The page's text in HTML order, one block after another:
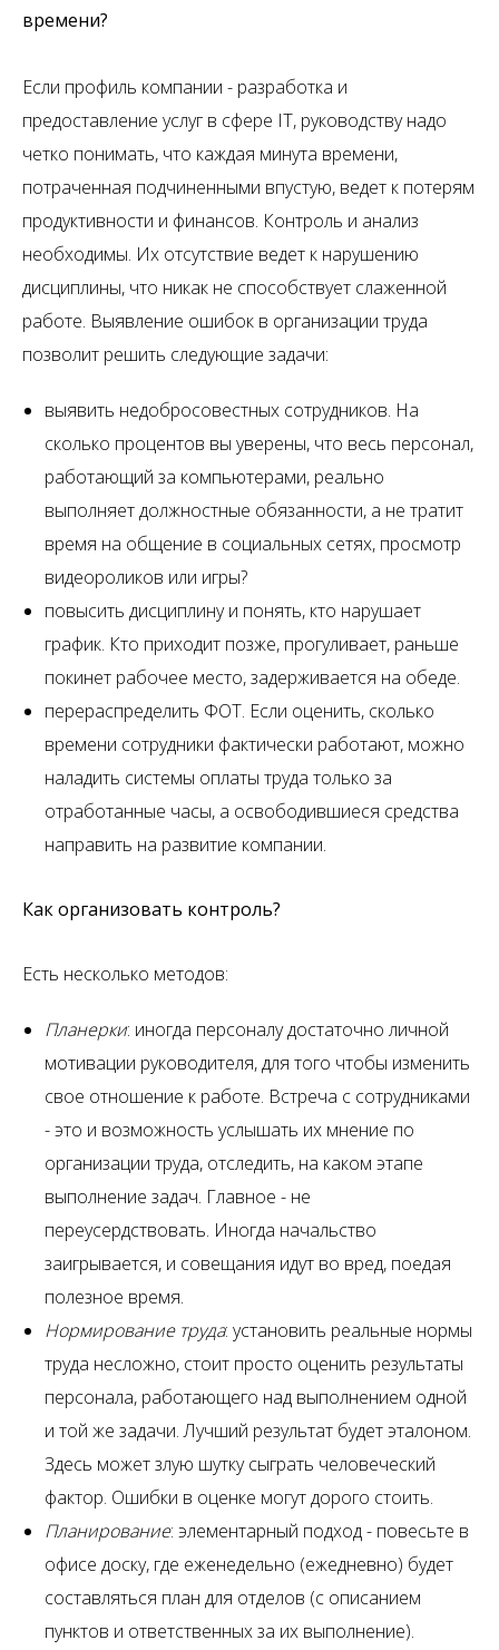
времени?
Если профиль компании - разработка и
предоставление услуг в сфере IT, руководству надо
четко понимать, что каждая минута времени,
потраченная подчиненными впустую, ведет к потерям
продуктивности и финансов. Контроль и анализ
необходимы. Их отсутствие ведет к нарушению
дисциплины, что никак не способствует слаженной
работе. Выявление ошибок в организации труда
позволит решить следующие задачи:
выявить недобросовестных сотрудников. На
сколько процентов вы уверены, что весь персонал,
работающий за компьютерами, реально
выполняет должностные обязанности, а не тратит
время на общение в социальных сетях, просмотр
видеороликов или игры?
повысить дисциплину и понять, кто нарушает
график. Кто приходит позже, прогуливает, раньше
покинет рабочее место, задерживается на обеде.
перераспределить ФОТ. Если оценить, сколько
времени сотрудники фактически работают, можно
наладить системы оплаты труда только за
отработанные часы, а освободившиеся средства
направить на развитие компании.
Как организовать контроль?
Есть несколько методов:
Планерки: иногда персоналу достаточно личной
мотивации руководителя, для того чтобы изменить
свое отношение к работе. Встреча с сотрудниками
- это и возможность услышать их мнение по
организации труда, отследить, на каком этапе
выполнение задач. Главное - не
переусердствовать. Иногда начальство
заигрывается, и совещания идут во вред, поедая
полезное время.
Нормирование труда: установить реальные нормы
труда несложно, стоит просто оценить результаты
персонала, работающего над выполнением одной
и той же задачи. Лучший результат будет эталоном.
Здесь может злую шутку сыграть человеческий
фактор. Ошибки в оценке могут дорого стоить.
Планирование: элементарный подход - повесьте в
офисе доску, где еженедельно (ежедневно) будет
составляться план для отделов (с описанием
пунктов и ответственных за их выполнение).